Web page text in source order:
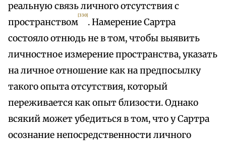
реальную связь личного отсутствия с
пространством
[330]
. Намерение Сартра
состояло отнюдь не в том, чтобы выявить
личностное измерение пространства, указать
на личное отношение как на предпосылку
такого опыта отсутствия, который
переживается как опыт близости. Однако
всякий может убедиться в том, что у Сартра
осознание непосредственности личного